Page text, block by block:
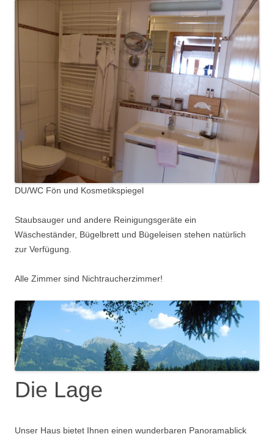
DU/WC Fön und Kosmetikspiegel
Staubsauger und andere Reinigungsgeräte ein
Wäscheständer, Bügelbrett und Bügeleisen stehen natürlich
zur Verfügung.
Alle Zimmer sind Nichtraucherzimmer!
Die Lage
Unser Haus bietet Ihnen einen wunderbaren Panoramablick